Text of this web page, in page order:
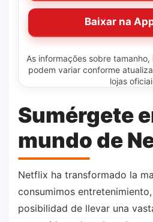
Baixar na
As informações sobre
podem variar conforme
lojas
Sumérgete
mundo de
Netflix ha transformado la
consumimos
posibilidad de llevar una